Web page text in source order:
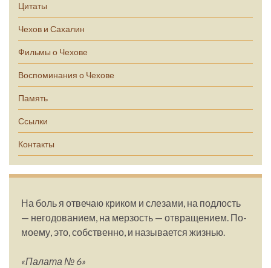
Цитаты
Чехов и Сахалин
Фильмы о Чехове
Воспоминания о Чехове
Память
Ссылки
Контакты
На боль я отвечаю криком и слезами, на подлость
— негодованием, на мерзость — отвращением. По-
моему, это, собственно, и называется жизнью.
«Палата № 6»